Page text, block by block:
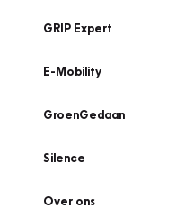
GRIP Expert
E-Mobility
GroenGedaan
Silence
Over ons